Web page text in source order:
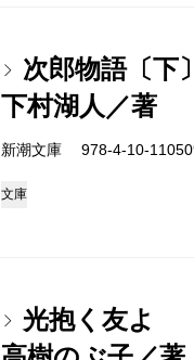
次郎物語〔下〕
下村湖人／著
新潮文庫 978-4-10-
文庫
光抱く友よ